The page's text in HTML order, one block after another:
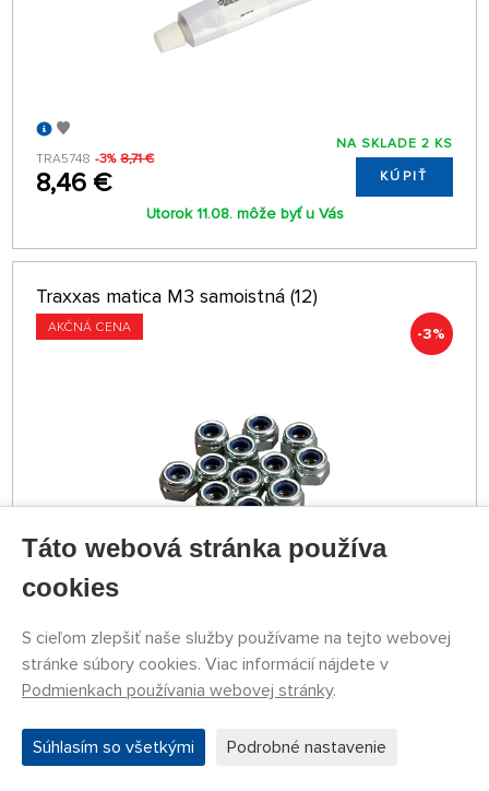
TRA5748 -3% 8,71 €
8,46 €
NA SKLADE 2 KS
KÚPIŤ
Utorok 11.08. môže byť u Vás
Traxxas matica M3 samoistná (12)
AKČNÁ CENA -3%
TRA2745 -3% 3,29 €
3,21 €
Utorok 11.08. v predajni Nademlejnská
Táto webová stránka používa
cookies
S cieľom zlepšiť naše služby používame na tejto webovej
stránke súbory cookies. Viac informácií nájdete v
Podmienkach používania webovej stránky.
Súhlasím so všetkými Podrobné nastavenie